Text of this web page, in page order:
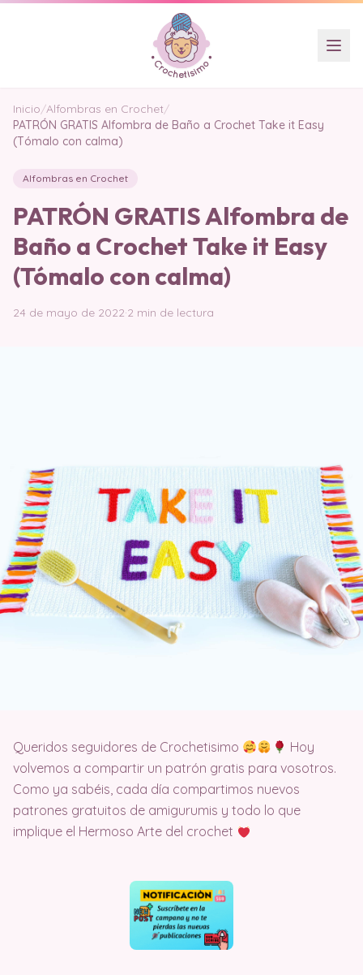
Inicio/Alfombras en Crochet/
PATRÓN GRATIS Alfombra de Baño a Crochet Take it Easy
(Tómalo con calma)
Alfombras en Crochet
PATRÓN GRATIS Alfombra de
Baño a Crochet Take it Easy
(Tómalo con calma)
24 de mayo de 2022·2 min de lectura
Queridos seguidores de Crochetisimo
Hoy
volvemos a compartir un patrón gratis para vosotros.
Como ya sabéis, cada día compartimos nuevos
patrones gratuitos de amigurumis y todo lo que
implique el Hermoso Arte del crochet